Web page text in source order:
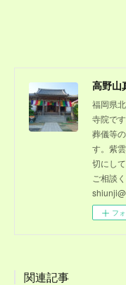
高野山
福岡県
寺院で
葬儀等
す。紫
切にし
ご相談
フ
関連記事